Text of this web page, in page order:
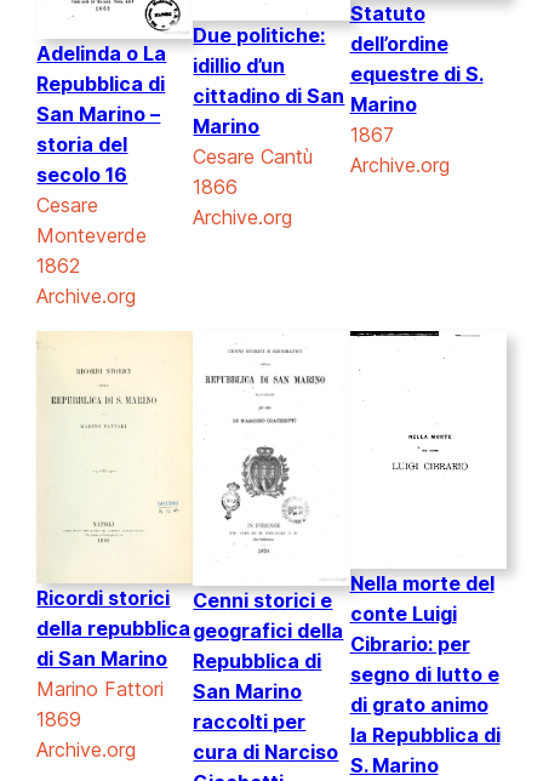
Adelinda o La
Repubblica di
San Marino –
storia del
secolo 16
Cesare
Monteverde
1862
Archive.org
Due politiche:
idillio d’un
cittadino di San
Marino
Cesare Cantù
1866
Archive.org
Statuto
dell’ordine
equestre di S.
Marino
1867
Archive.org
Ricordi storici
della repubblica
di San Marino
Marino Fattori
1869
Archive.org
Cenni storici e
geografici della
Repubblica di
San Marino
raccolti per
cura di Narciso
Nella morte del
conte Luigi
Cibrario: per
segno di lutto e
di grato animo
la Repubblica di
S. Marino